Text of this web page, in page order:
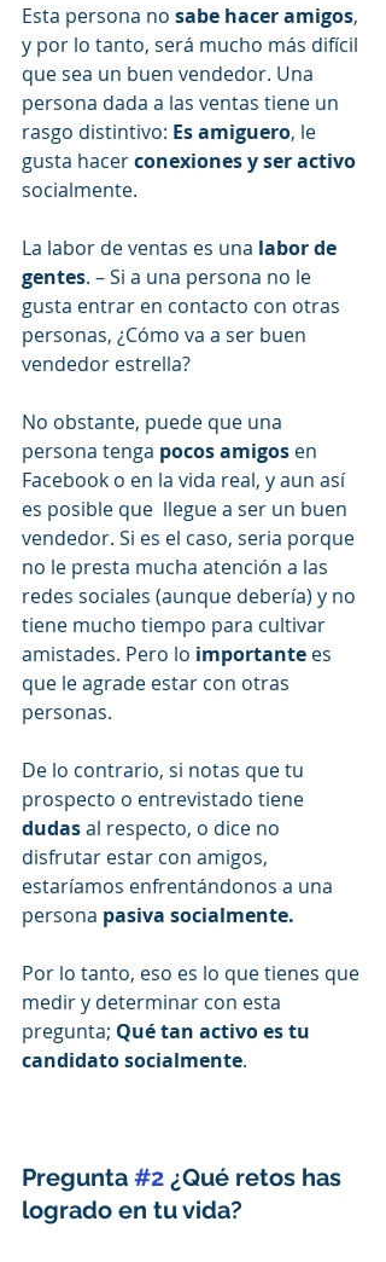
Esta persona no sabe hacer amigos,
y por lo tanto, será mucho más difícil
que sea un buen vendedor. Una
persona dada a las ventas tiene un
rasgo distintivo: Es amiguero, le
gusta hacer conexiones y ser activo
socialmente.
La labor de ventas es una labor de
gentes. – Si a una persona no le
gusta entrar en contacto con otras
personas, ¿Cómo va a ser buen
vendedor estrella?
No obstante, puede que una
persona tenga pocos amigos en
Facebook o en la vida real, y aun así
es posible que  llegue a ser un buen
vendedor. Si es el caso, seria porque
no le presta mucha atención a las
redes sociales (aunque debería) y no
tiene mucho tiempo para cultivar
amistades. Pero lo importante es
que le agrade estar con otras
personas.
De lo contrario, si notas que tu
prospecto o entrevistado tiene
dudas al respecto, o dice no
disfrutar estar con amigos,
estaríamos enfrentándonos a una
persona pasiva socialmente.
Por lo tanto, eso es lo que tienes que
medir y determinar con esta
pregunta; Qué tan activo es tu
candidato socialmente.
Pregunta #2 ¿Qué retos has
logrado en tu vida?